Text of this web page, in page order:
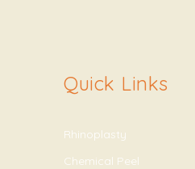
Quick Links
Rhinoplasty
Chemical Peel